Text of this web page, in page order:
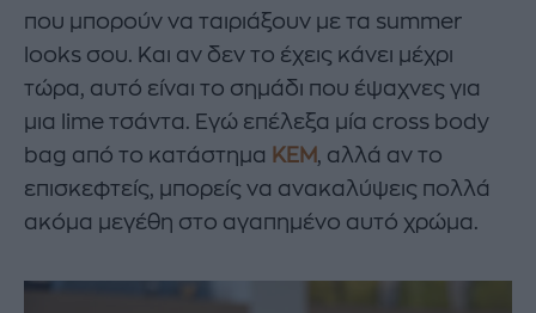
που μπορούν να ταιριάξουν με τα summer
looks σου. Και αν δεν το έχεις κάνει μέχρι
τώρα, αυτό είναι το σημάδι που έψαχνες για
μια lime τσάντα. Εγώ επέλεξα μία cross body
bag από το κατάστημα KEM, αλλά αν το
επισκεφτείς, μπορείς να ανακαλύψεις πολλά
ακόμα μεγέθη στο αγαπημένο αυτό χρώμα.